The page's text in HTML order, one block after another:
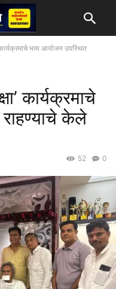
भव्य आयोजन उपस्थित
कार्यक्रमाचे
केले
0
52